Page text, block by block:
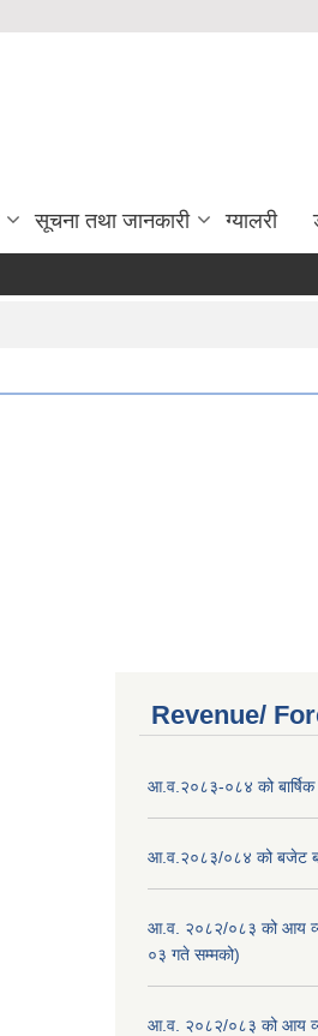
सूचना तथा जानकारी ग्यालरी
Revenue/
आ.व.२०८३-०८४ को बार्षिक
आ.व.२०८३/०८४ को बजेट
आ.व. २०८२/०८३ को आय
०३ गते सम्मको)
आ.व. २०८२/०८३ को आय